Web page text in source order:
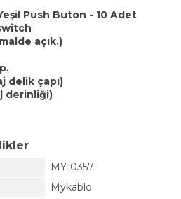
Push Buton - 10 Adet
açık.)
delik çapı)
derinliği)
MY-0357
Mykablo